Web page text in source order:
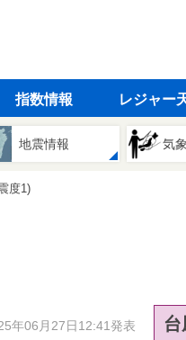
指数情報 レジャー
地震情報 気
度1)
年06月27日12:41発表